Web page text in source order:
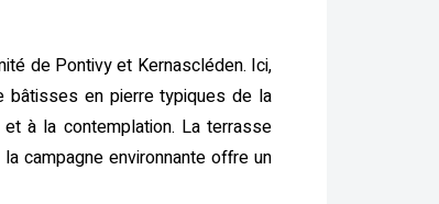
de Pontivy et Kernascléden. Ici,
bâtisses en pierre typiques de la
à la contemplation. La terrasse
campagne environnante offre un